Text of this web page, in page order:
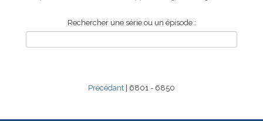
Rechercher une série ou un épisode :
Précédant | 6801 - 6850